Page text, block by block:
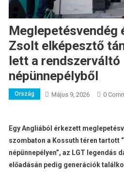
Meglepetésvendég
Zsolt elképesztő
lett a rendszerváltó
népünnepélyből
Ország Május 9, 2026 0
Egy Angliából érkezett
szombaton a Kossuth téren tartott
népünnepélyen”, az LGT legendás
előadásán pedig generációk